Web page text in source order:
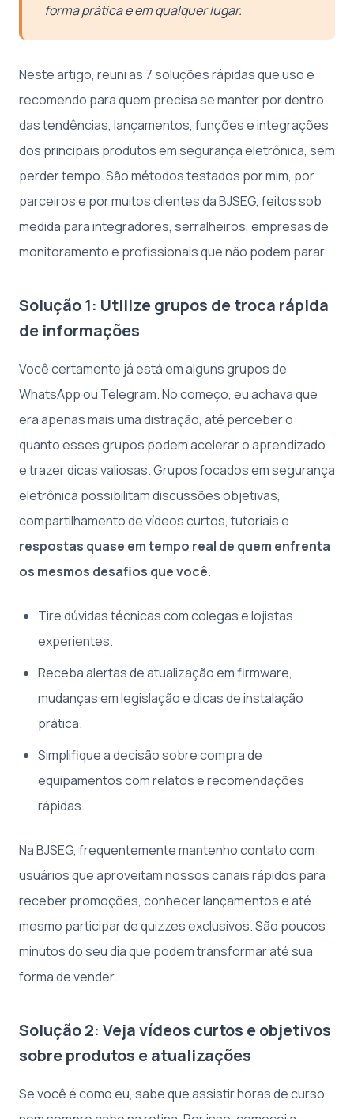
forma prática e em qualquer lugar.
Neste artigo, reuni as 7 soluções rápidas que uso e
recomendo para quem precisa se manter por dentro
das tendências, lançamentos, funções e integrações
dos principais produtos em segurança eletrônica, sem
perder tempo. São métodos testados por mim, por
parceiros e por muitos clientes da BJSEG, feitos sob
medida para integradores, serralheiros, empresas de
monitoramento e profissionais que não podem parar.
Solução 1: Utilize grupos de troca rápida
de informações
Você certamente já está em alguns grupos de
WhatsApp ou Telegram. No começo, eu achava que
era apenas mais uma distração, até perceber o
quanto esses grupos podem acelerar o aprendizado
e trazer dicas valiosas. Grupos focados em segurança
eletrônica possibilitam discussões objetivas,
compartilhamento de vídeos curtos, tutoriais e
respostas quase em tempo real de quem enfrenta
os mesmos desafios que você.
Tire dúvidas técnicas com colegas e lojistas
experientes.
Receba alertas de atualização em firmware,
mudanças em legislação e dicas de instalação
prática.
Simplifique a decisão sobre compra de
equipamentos com relatos e recomendações
rápidas.
Na BJSEG, frequentemente mantenho contato com
usuários que aproveitam nossos canais rápidos para
receber promoções, conhecer lançamentos e até
mesmo participar de quizzes exclusivos. São poucos
minutos do seu dia que podem transformar até sua
forma de vender.
Solução 2: Veja vídeos curtos e objetivos
sobre produtos e atualizações
Se você é como eu, sabe que assistir horas de curso